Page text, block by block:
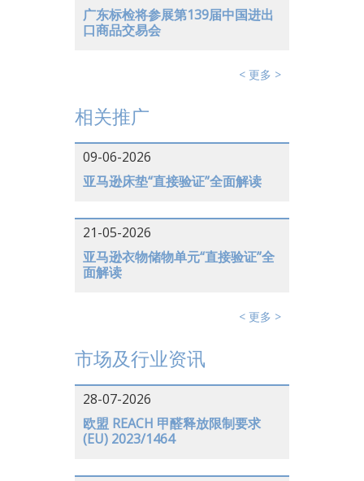
广东标检将参展第139届中国进出
口商品交易会
< 更多 >
相关推广
09-06-2026
亚马逊床垫“直接验证”全面解读
21-05-2026
亚马逊衣物储物单元“直接验证”全
面解读
< 更多 >
市场及行业资讯
28-07-2026
欧盟 REACH 甲醛释放限制要求
(EU) 2023/1464